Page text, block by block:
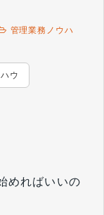
管理業務ノウハ
ウ
めればいいの